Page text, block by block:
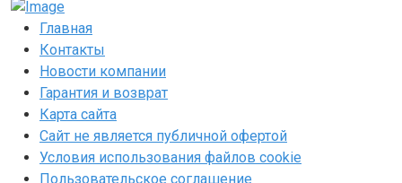
Главная
Контакты
Новости компании
Гарантия и возврат
Карта сайта
Сайт не является публичной офертой
Условия использования файлов cookie
Пользовательское соглашение